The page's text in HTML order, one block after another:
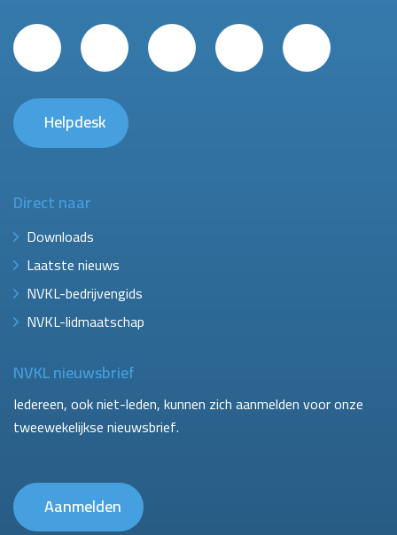
Helpdesk
Direct naar
Downloads
Laatste nieuws
NVKL-bedrijvengids
NVKL-lidmaatschap
NVKL nieuwsbrief
Iedereen, ook niet-leden, kunnen zich aanmelden voor onze
tweewekelijkse nieuwsbrief.
Aanmelden